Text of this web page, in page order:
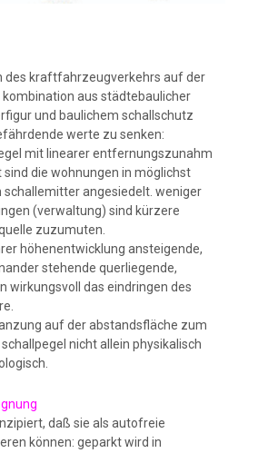
des kraftfahrzeugverkehrs auf der
kombination aus städtebaulicher
und baulichem schallschutz
werte zu senken:
mit linearer entfernungszunahm
die wohnungen in möglichst
angesiedelt. weniger
(verwaltung) sind kürzere
zuzumuten.
höhenentwicklung ansteigende,
stehende querliegende,
wirkungsvoll das eindringen des
auf der abstandsfläche zum
nicht allein physikalisch
daß sie als autofreie
können: geparkt wird in